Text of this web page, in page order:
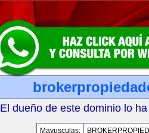
El dueño de este dominio lo
Mayusculas: